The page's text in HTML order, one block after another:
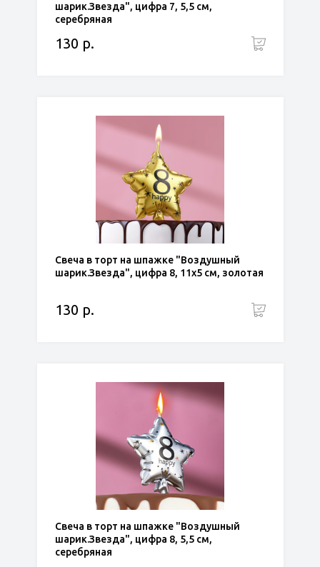
шарик.Звезда", цифра 7, 5,5 см,
серебряная
130 р.
Свеча в торт на шпажке "Воздушный
шарик.Звезда", цифра 8, 11х5 см, золотая
130 р.
Свеча в торт на шпажке "Воздушный
шарик.Звезда", цифра 8, 5,5 см,
серебряная